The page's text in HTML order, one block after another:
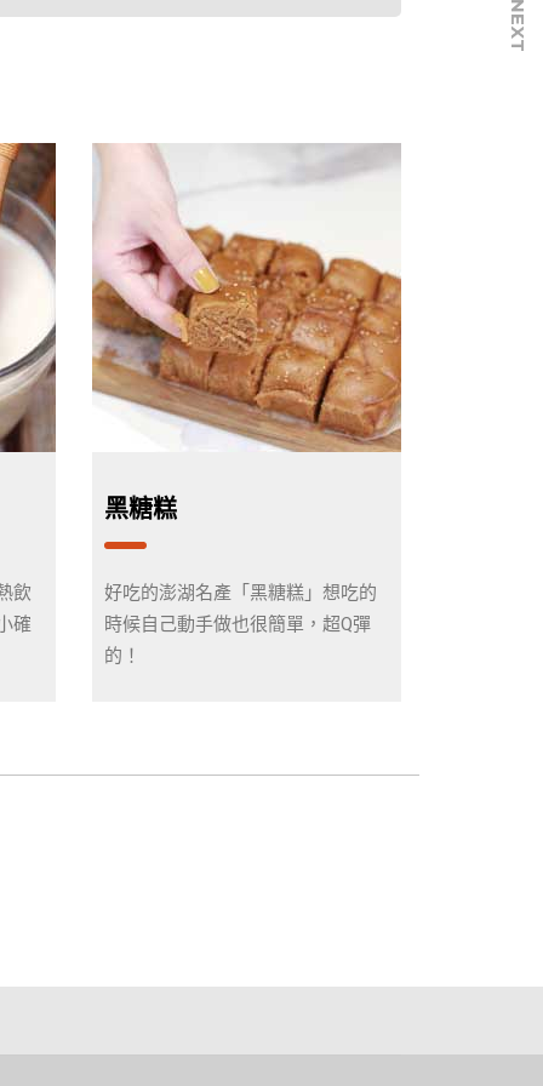
飲
確
黑糖糕
好吃的澎湖名產「黑糖糕」想吃的
時候自己動手做也很簡單，超Q彈
的！
NEXT